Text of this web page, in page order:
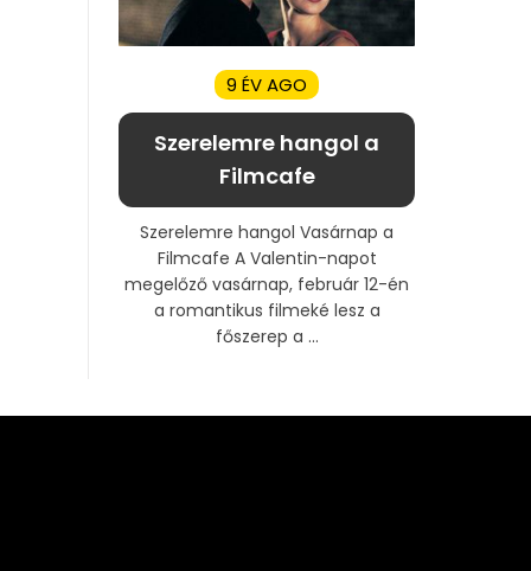
9 ÉV AGO
Szerelemre hangol a
Filmcafe
Szerelemre hangol Vasárnap a
Filmcafe A Valentin-napot
megelőző vasárnap, február 12-én
a romantikus filmeké lesz a
főszerep a ...